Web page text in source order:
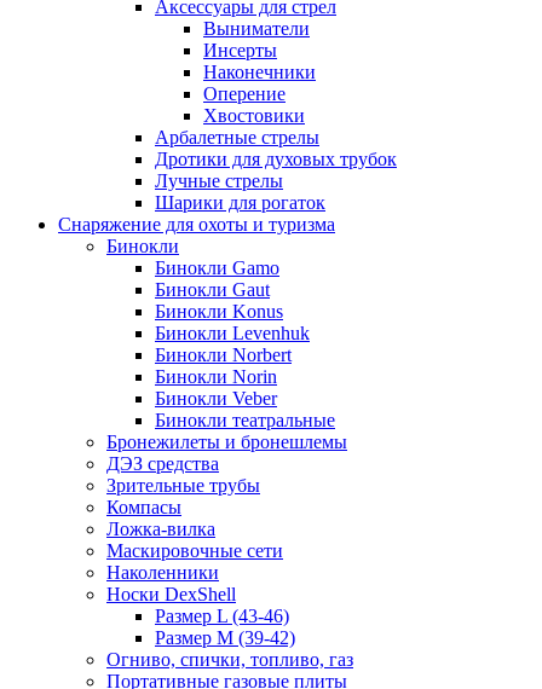
Аксессуары для стрел
Выниматели
Инсерты
Наконечники
Оперение
Хвостовики
Арбалетные стрелы
Дротики для духовых трубок
Лучные стрелы
Шарики для рогаток
Снаряжение для охоты и туризма
Бинокли
Бинокли Gamo
Бинокли Gaut
Бинокли Konus
Бинокли Levenhuk
Бинокли Norbert
Бинокли Norin
Бинокли Veber
Бинокли театральные
Бронежилеты и бронешлемы
ДЭЗ средства
Зрительные трубы
Компасы
Ложка-вилка
Маскировочные сети
Наколенники
Носки DexShell
Размер L (43-46)
Размер M (39-42)
Огниво, спички, топливо, газ
Портативные газовые плиты